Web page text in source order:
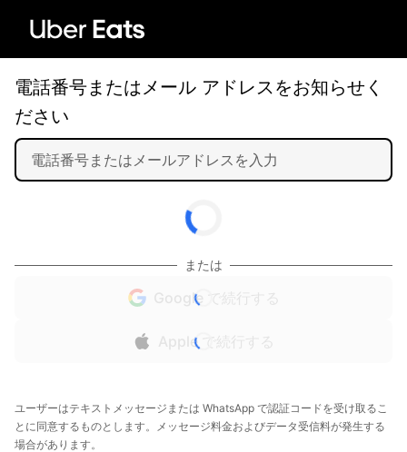
電話番号またはメール アドレスをお知らせく
ださい
または
Google で続行する
Apple で続行する
ユーザーはテキストメッセージまたは WhatsApp で認証コードを受け取るこ
とに同意するものとします。メッセージ料金およびデータ受信料が発生する
場合があります。